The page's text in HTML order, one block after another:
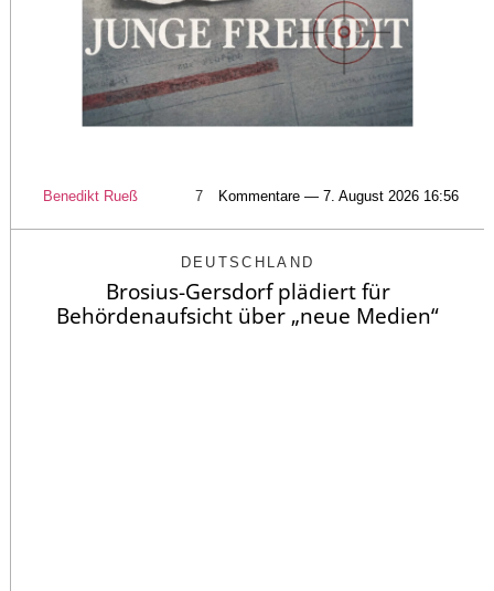
Benedikt Rueß 7 Kommentare — 7. August 2026 16:56
DEUTSCHLAND
Brosius-Gersdorf plädiert für
Behördenaufsicht über „neue Medien“